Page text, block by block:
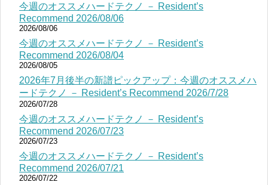
今週のオススメハードテクノ － Resident’s
Recommend 2026/08/06
2026/08/06
今週のオススメハードテクノ － Resident’s
Recommend 2026/08/04
2026/08/05
2026年7月後半の新譜ピックアップ：今週のオススメハ
ードテクノ － Resident’s Recommend 2026/7/28
2026/07/28
今週のオススメハードテクノ － Resident’s
Recommend 2026/07/23
2026/07/23
今週のオススメハードテクノ － Resident’s
Recommend 2026/07/21
2026/07/22